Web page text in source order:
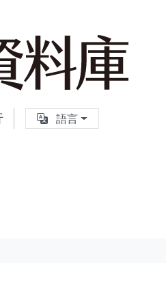
季刊資料庫
語言